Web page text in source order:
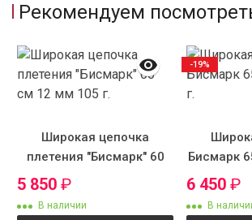
Рекомендуем
Широкая цепочка
плетения "Бисмарк" 60
см 12 мм 105 г.
5 850 ₽
В наличии
Бисмарк
6 450 ₽
В
-19%